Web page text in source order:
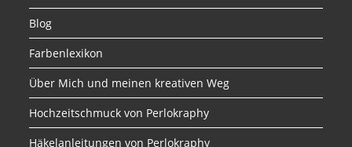
Blog
Farbenlexikon
Über Mich und meinen kreativen Weg
Hochzeitschmuck von Perlokraphy
Häkelanleitungen von Perlokraphy